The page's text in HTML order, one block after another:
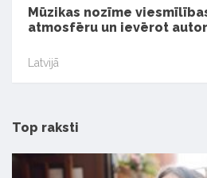
Mūzikas nozīme
atmosfēru un ievērot
Latvijā
Top raksti